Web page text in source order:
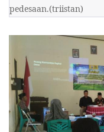
pedesaan.(triistan)